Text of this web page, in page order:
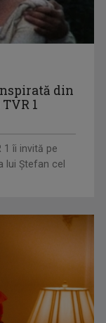
din
1
1 îi invită pe
lui Ștefan cel